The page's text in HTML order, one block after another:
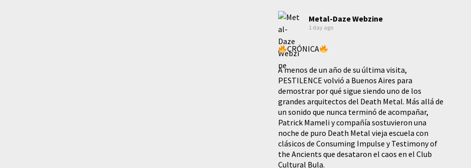
Metal-Daze Webzine
1 day ago
CRÓNICA
A menos de un año de su última visita,
PESTILENCE volvió a Buenos Aires para
demostrar por qué sigue siendo uno de los
grandes arquitectos del Death Metal. Más allá de
un sonido que nunca terminó de acompañar,
Patrick Mameli y compañía sostuvieron una
noche de puro Death Metal vieja escuela con
clásicos de Consuming Impulse y Testimony of
the Ancients que desataron el caos en el Club
Cultural Bula.